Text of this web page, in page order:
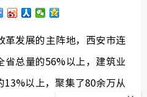
发展的主阵地，西安市连
省总量的56%以上，建筑业
13%以上，聚集了80余万从